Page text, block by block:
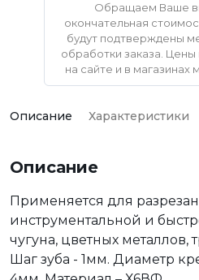
Обращаем Ваше
окончательная
будут подтверждены
обработки заказа.
на сайте и в магазинах
Описание Характеристики
Описание
Применяется для
инструментальной и
чугуна, цветных металлов,
Шаг зуба - 1мм. Диаметр